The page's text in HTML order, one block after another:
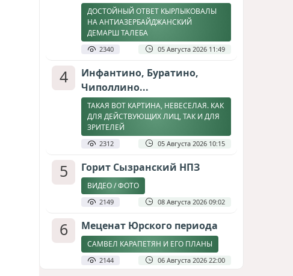
ДОСТОЙНЫЙ ОТВЕТ КЫРЛЫКОВАЛЫ
НА АНТИАЗЕРБАЙДЖАНСКИЙ
ДЕМАРШ ТАЛЕБА
2340 05 Августа 2026 11:49
4
Инфантино, Буратино,
Чиполлино...
ТАКАЯ ВОТ КАРТИНА, НЕВЕСЕЛАЯ. КАК
ДЛЯ ДЕЙСТВУЮЩИХ ЛИЦ, ТАК И ДЛЯ
ЗРИТЕЛЕЙ
2312 05 Августа 2026 10:15
5 Горит Сызранский НПЗ
ВИДЕО / ФОТО
2149 08 Августа 2026 09:02
6 Меценат Юрского периода
САМВЕЛ КАРАПЕТЯН И ЕГО ПЛАНЫ
2144 06 Августа 2026 22:00